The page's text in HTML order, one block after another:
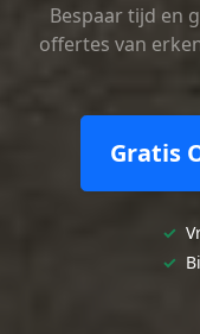
Bespaar tijd en
offertes van
Gratis
✓
✓